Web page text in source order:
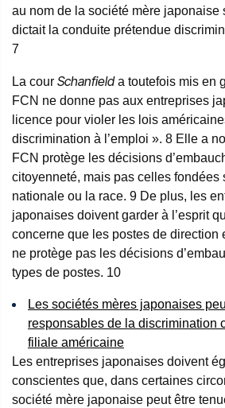
au nom de la société mère japonaise
dictait la conduite prétendue
7
La cour Schanfielda toutefois mis en
FCN ne donne pas aux entreprises
licence pour violer les lois
discrimination à l’emploi ». 8 Elle a
FCN protège les décisions
citoyenneté, mais pas celles fondées
nationale ou la race. 9 De plus, les
japonaises doivent garder à l’esprit
concerne que les postes de direction
ne protège pas les décisions
types de postes. 10
Les sociétés mères japonaises
responsables de la discrimination
filiale américaine
Les entreprises japonaises doivent
conscientes que, dans certaines
société mère japonaise peut être